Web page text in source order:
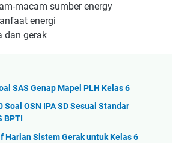
macam sumber energy
energi
dan gerak
SAS Genap Mapel PLH Kelas 6
Soal OSN IPA SD Sesuai Standar
BPTI
Harian Sistem Gerak untuk Kelas 6